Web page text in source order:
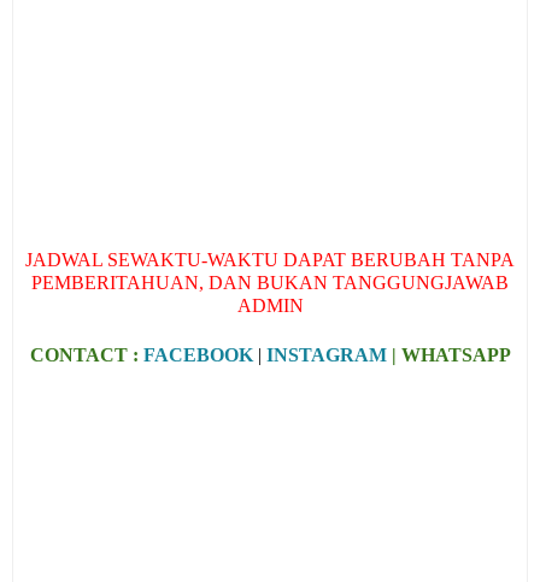
JADWAL SEWAKTU-WAKTU DAPAT BERUBAH TANPA
PEMBERITAHUAN, DAN BUKAN TANGGUNGJAWAB
ADMIN
CONTACT : FACEBOOK| INSTAGRAM| WHATSAPP